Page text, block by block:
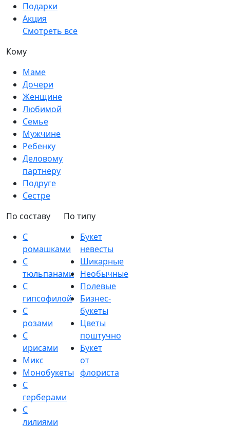
Подарки
Акция
Смотреть все
Кому
Маме
Дочери
Женщине
Любимой
Семье
Мужчине
Ребенку
Деловому
партнеру
Подруге
Сестре
По составу
С
ромашками
С
тюльпанами
С
гипсофилой
С
розами
С
ирисами
Микс
Монобукеты
С
герберами
С
лилиями
По типу
Букет
невесты
Шикарные
Необычные
Полевые
Бизнес-
букеты
Цветы
поштучно
Букет
от
флориста